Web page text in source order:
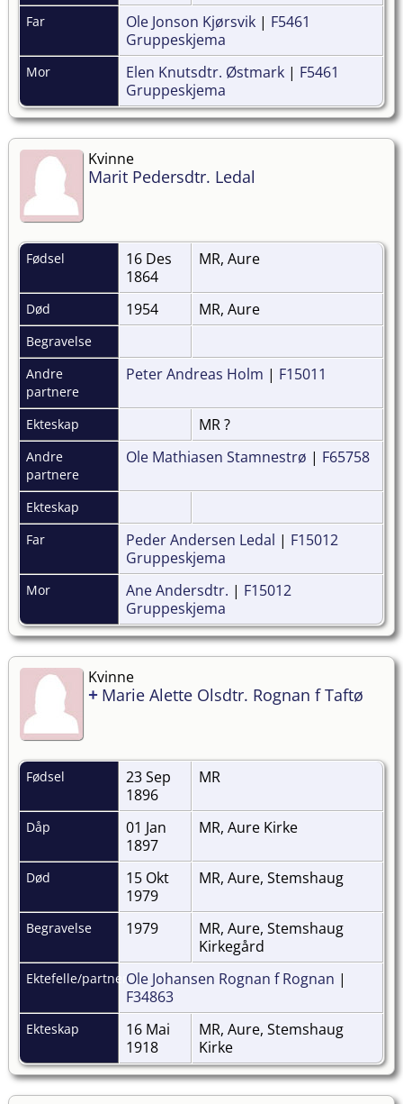
Far Ole Jonson Kjørsvik | F5461
Gruppeskjema
Mor Elen Knutsdtr. Østmark | F5461
Gruppeskjema
Kvinne
Marit Pedersdtr. Ledal
Fødsel
16 Des
1864
MR, Aure
Død 1954 MR, Aure
Begravelse
Andre
partnere
Peter Andreas Holm | F15011
Ekteskap MR ?
Andre
partnere
Ole Mathiasen Stamnestrø | F65758
Ekteskap
Far
Peder Andersen Ledal | F15012
Gruppeskjema
Mor Ane Andersdtr. | F15012
Gruppeskjema
Kvinne
+ Marie Alette Olsdtr. Rognan f Taftø
Fødsel
23 Sep
1896
MR
Dåp
01 Jan
1897
MR, Aure Kirke
Død
15 Okt
1979
MR, Aure, Stemshaug
Begravelse 1979
MR, Aure, Stemshaug
Kirkegård
Ektefelle/partnerOle Johansen Rognan f Rognan |
F34863
Ekteskap
16 Mai
1918
MR, Aure, Stemshaug
Kirke